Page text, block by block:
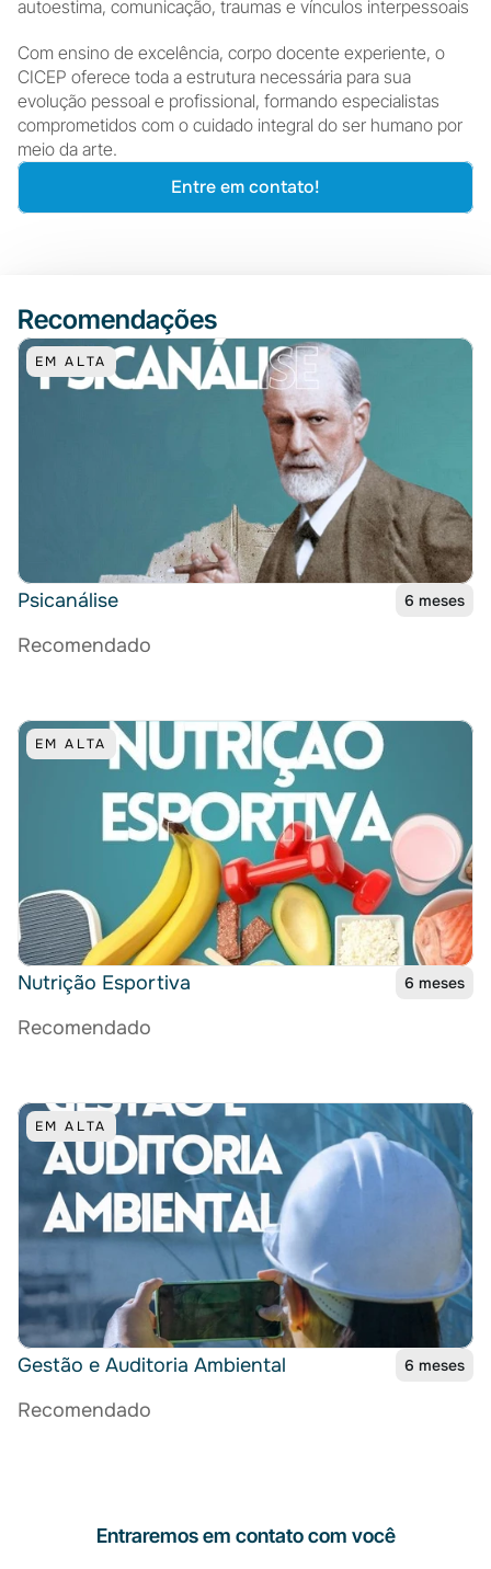
autoestima, comunicação, traumas e vínculos interpessoais
Com ensino de excelência, corpo docente experiente, o
CICEP oferece toda a estrutura necessária para sua
evolução pessoal e profissional, formando especialistas
comprometidos com o cuidado integral do ser humano por
meio da arte.
Entre em contato!
Recomendações
EM ALTA
Psicanálise 6 meses
Recomendado
EM ALTA
Nutrição Esportiva 6 meses
Recomendado
EM ALTA
Gestão e Auditoria Ambiental 6 meses
Recomendado
Entraremos em contato com você